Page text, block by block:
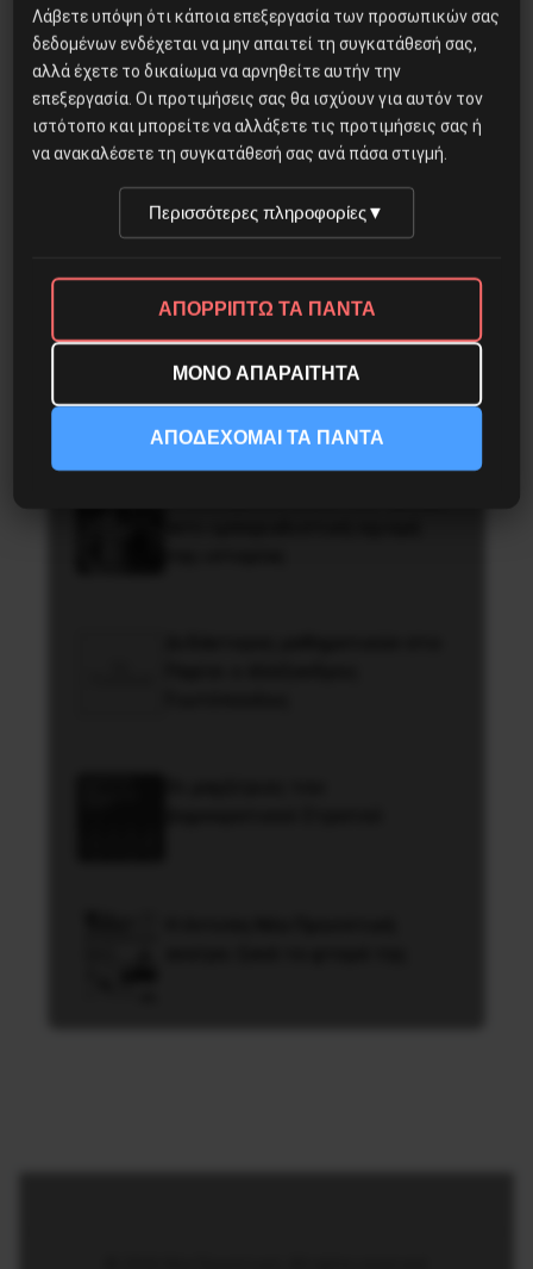
Οδύσσεια του Νόλαν: Μύθος,
μνήμη και ταξική εξουσία
Το ΑΙ βαθαίνει την Κρίση
ΤΑ ΘΟΛΩΜΕΝΑ ΠΡΟΣΩΠΑ
Λάβετε υπόψη ότι κάποια επεξεργασία των προσωπικών σας
δεδομένων ενδέχεται να μην απαιτεί τη συγκατάθεσή σας,
αλλά έχετε το δικαίωμα να αρνηθείτε αυτήν την
επεξεργασία. Οι προτιμήσεις σας θα ισχύουν για αυτόν τον
ιστότοπο και μπορείτε να αλλάξετε τις προτιμήσεις σας ή
να ανακαλέσετε τη συγκατάθεσή σας ανά πάσα στιγμή.
Περισσότερες πληροφορίες▼
ΑΠΟΡΡΙΠΤΩ ΤΑ ΠΑΝΤΑ
ΜΟΝΟ ΑΠΑΡΑΙΤΗΤΑ
ΑΠΟΔΕΧΟΜΑΙ ΤΑ ΠΑΝΤΑ